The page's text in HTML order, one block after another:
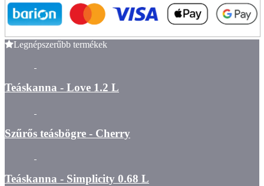
Legnépszerűbb termékek
Teáskanna - Love 1.2 L
Szűrős teásbögre - Cherry
Teáskanna - Simplicity 0.68 L